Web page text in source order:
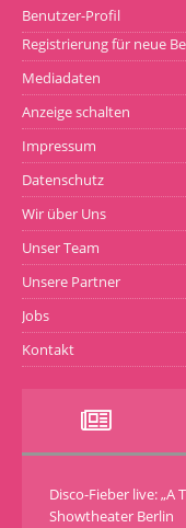
Benutzer-Profil
Registrierung für neue
Mediadaten
Anzeige schalten
Impressum
Datenschutz
Wir über Uns
Unser Team
Unsere Partner
Jobs
Kontakt
Disco-Fieber live: „A
Showtheater Berlin